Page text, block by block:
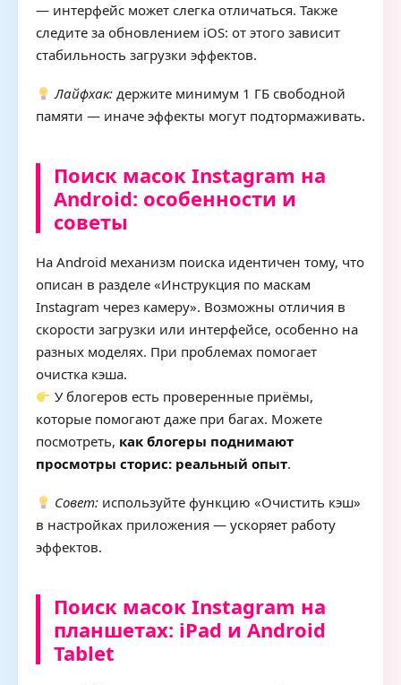
— интерфейс может слегка отличаться. Также
следите за обновлением iOS: от этого зависит
стабильность загрузки эффектов.
Лайфхак: держите минимум 1 ГБ свободной
памяти — иначе эффекты могут подтормаживать.
Поиск масок Instagram на
Android: особенности и
советы
На Android механизм поиска идентичен тому, что
описан в разделе «Инструкция по маскам
Instagram через камеру». Возможны отличия в
скорости загрузки или интерфейсе, особенно на
разных моделях. При проблемах помогает
очистка кэша.
У блогеров есть проверенные приёмы,
которые помогают даже при багах. Можете
посмотреть, как блогеры поднимают
просмотры сторис: реальный опыт.
Совет: используйте функцию «Очистить кэш»
в настройках приложения — ускоряет работу
эффектов.
Поиск масок Instagram на
планшетах: iPad и Android
Tablet